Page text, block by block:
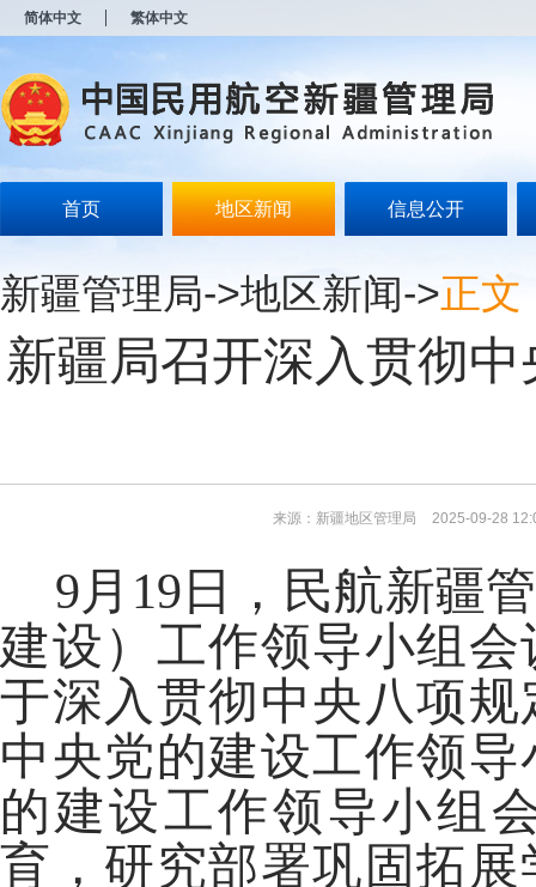
简体中文 繁体中文
首页 地区新闻 信息公开
新疆管理局->地区新闻->正文
新疆局召开深入贯彻
来源：新疆地区管理局 2025-09-28
9月19日，民航新疆
建设）工作领导小组
于深入贯彻中央八项
中央党的建设工作领
的建设工作领导小组
育，研究部署巩固拓
开
无
障
说
Alt
加
浪
键
模